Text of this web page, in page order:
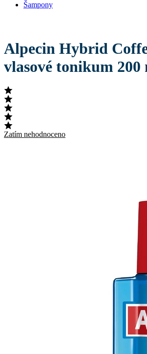
Šampony
Alpecin Hybrid
vlasové tonikum 200
Zatím nehodnoceno